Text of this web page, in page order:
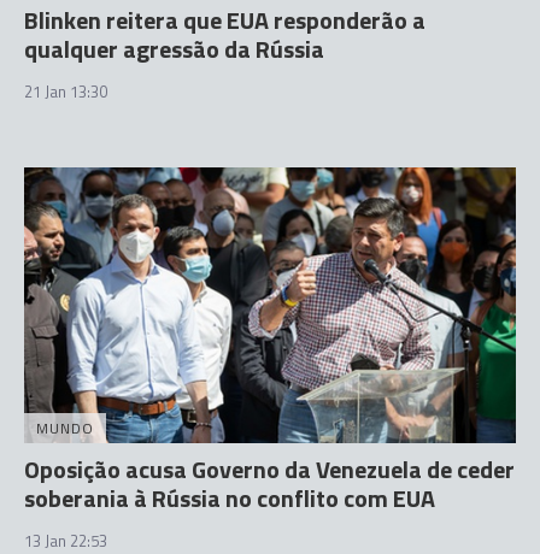
Blinken reitera que EUA responderão a
qualquer agressão da Rússia
21 Jan 13:30
MUNDO
Oposição acusa Governo da Venezuela de ceder
soberania à Rússia no conflito com EUA
13 Jan 22:53